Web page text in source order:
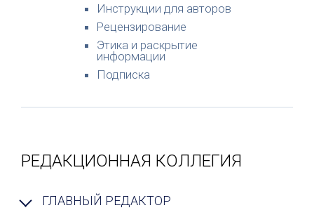
Инструкции для авторов
Рецензирование
Этика и раскрытие
информации
Подписка
РЕДАКЦИОННАЯ КОЛЛЕГИЯ
ГЛАВНЫЙ РЕДАКТОР